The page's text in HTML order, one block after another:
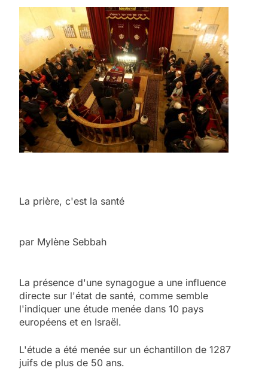
La prière, c'est la santé
par Mylène Sebbah
La présence d'une synagogue a une influence
directe sur l'état de santé, comme semble
l'indiquer une étude menée dans 10 pays
européens et en Israël.
L'étude a été menée sur un échantillon de 1287
juifs de plus de 50 ans.